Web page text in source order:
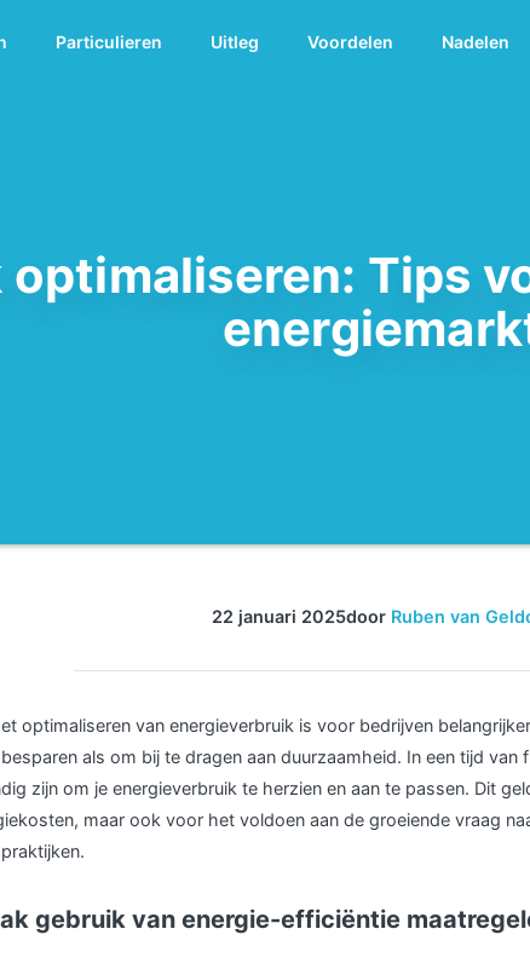
Particulieren Uitleg Voordelen Nadelen
Tips
22 januari 2025door Ruben van
et optimaliseren van energieverbruik is voor bedrijven
besparen als om bij te dragen aan duurzaamheid. In een tijd van
zijn om je energieverbruik te herzien en aan te passen. Dit
maar ook voor het voldoen aan de groeiende vraag
gebruik van energie-efficiëntie